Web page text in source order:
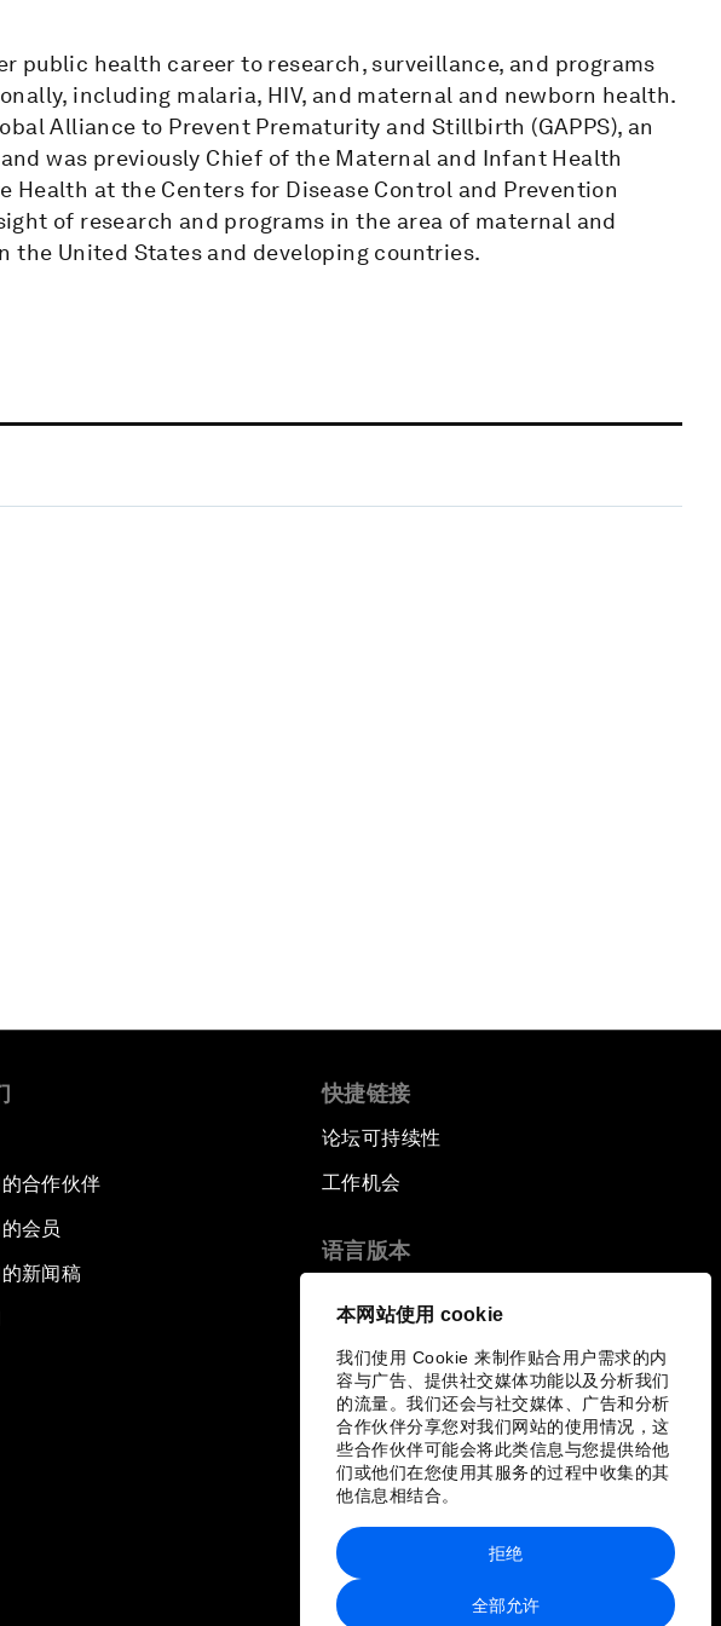
本网站使用 cookie
我们使用 Cookie 来制作贴合用户需求的内
容与广告、提供社交媒体功能以及分析我们
的流量。我们还会与社交媒体、广告和分析
合作伙伴分享您对我们网站的使用情况，这
些合作伙伴可能会将此类信息与您提供给他
们或他们在您使用其服务的过程中收集的其
他信息相结合。
全部允许
拒绝
public health career to research, surveillance, and programs
including malaria, HIV, and maternal and newborn health.
Alliance to Prevent Prematurity and Stillbirth (GAPPS), an
was previously Chief of the Maternal and Infant Health
Health at the Centers for Disease Control and Prevention
of research and programs in the area of maternal and
United States and developing countries.
合作伙伴
会员
新闻稿
快捷链接
论坛可持续性
工作机会
语言版本